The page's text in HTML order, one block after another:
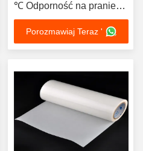
℃ Odporność na pranie
na arkusz aluminiowy z
tkaniny
Porozmawiaj Teraz '